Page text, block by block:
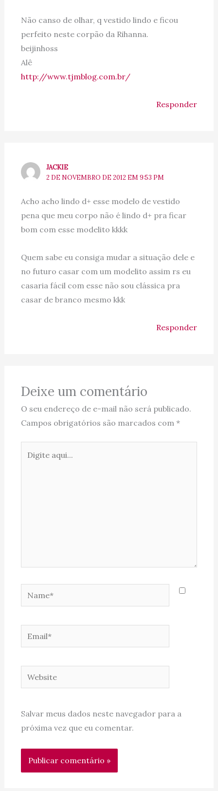
Não canso de olhar, q vestido lindo e ficou
perfeito neste corpão da Rihanna.
beijinhoss
Alê
http://www.tjmblog.com.br/
Responder
JACKIE
2 DE NOVEMBRO DE 2012 EM 9:53 PM
Acho acho lindo d+ esse modelo de vestido
pena que meu corpo não é lindo d+ pra ficar
bom com esse modelito kkkk
Quem sabe eu consiga mudar a situação dele e
no futuro casar com um modelito assim rs eu
casaria fácil com esse não sou clássica pra
casar de branco mesmo kkk
Responder
Deixe um comentário
O seu endereço de e-mail não será publicado.
Campos obrigatórios são marcados com *
aqui...
Name*
Email*
Website
Salvar meus dados neste navegador para a
próxima vez que eu comentar.